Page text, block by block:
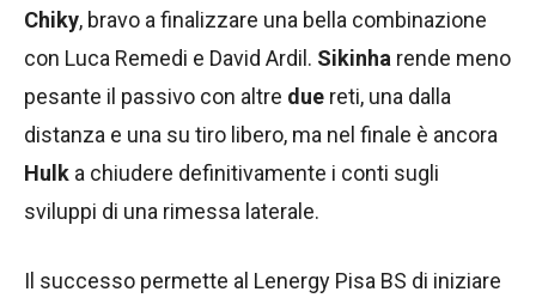
Chiky, bravo a finalizzare una bella combinazione
con Luca Remedi e David Ardil. Sikinha rende meno
pesante il passivo con altre due reti, una dalla
distanza e una su tiro libero, ma nel finale è ancora
Hulk a chiudere definitivamente i conti sugli
sviluppi di una rimessa laterale.
Il successo permette al Lenergy Pisa BS di iniziare